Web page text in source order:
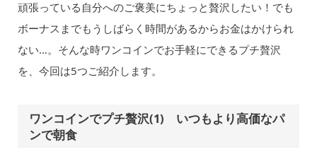
頑張っている自分へのご褒美にちょっと贅沢したい！でも
ボーナスまでもうしばらく時間があるからお金はかけられ
ない…。そんな時ワンコインでお手軽にできるプチ贅沢
を、今回は5つご紹介します。
ワンコインでプチ贅沢(1) いつもより高価なパ
ンで朝食